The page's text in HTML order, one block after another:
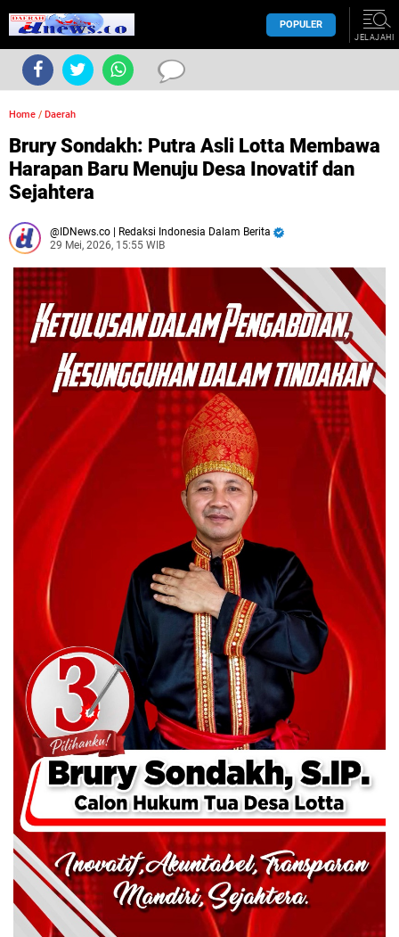
POPULER
JELAJAHI
Home / Daerah
Brury Sondakh: Putra Asli Lotta Membawa
Harapan Baru Menuju Desa Inovatif dan
Sejahtera
IDNews.co | Redaksi Indonesia Dalam Berita
29 Mei, 2026, 15:55 WIB